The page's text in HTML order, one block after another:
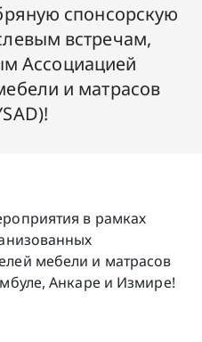
спонсорскую
встречам,
Ассоциацией
и матрасов
в рамках
мебели и матрасов
Анкаре и Измире!